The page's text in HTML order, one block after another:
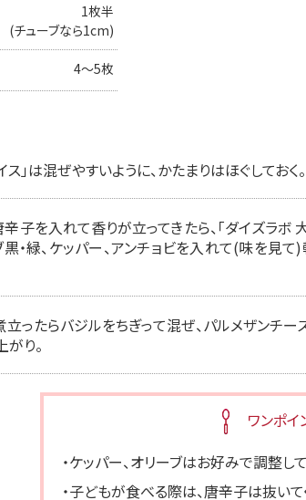
1枚半
(チューブなら1cm)
4～5枚
」は混ぜやすいように、かたまりはほぐしておく。
子を入れて香りが立ってきたら、「ダイズラボ
黒・緑、ケッパー、アンチョビを入れて(味を
立ったらバジルをちぎって混ぜ、パルメザンチ
り。
ワンポイ
・ケッパー、オリーブはお好みで調整して
・子どもが食べる際は、唐辛子は抜いて